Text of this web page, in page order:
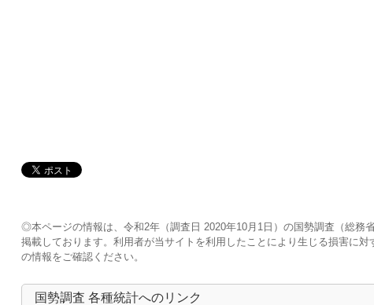
◎本ページの情報は、令和2年（調査日 2020年10月1日）の国勢調査（総務
掲載しております。利用者が当サイトを利用したことにより生じる損害に
の情報をご確認ください。
国勢調査 各種統計へのリンク